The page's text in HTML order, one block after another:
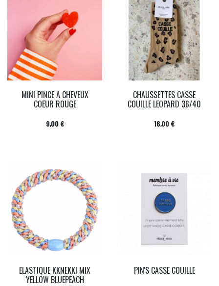
MINI PINCE A CHEVEUX
COEUR ROUGE
Prix
9,00 €
CHAUSSETTES CASSE
COUILLE LEOPARD 36/40
Prix
16,00 €
ELASTIQUE KKNEKKI MIX
YELLOW BLUEPEACH
PIN'S CASSE COUILLE